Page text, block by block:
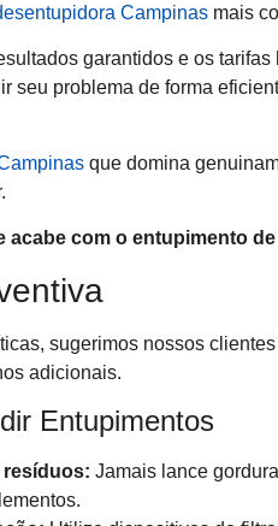
Campinas mais
garantidos e os
seu problema de forma
que domina
com o entupimento
sugerimos nossos
adicionais.
Entupimentos
resíduos: Jamais lance